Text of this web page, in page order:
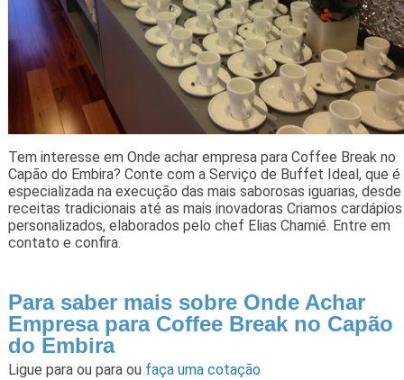
Tem interesse em Onde achar empresa para Coffee Break no
Capão do Embira? Conte com a Serviço de Buffet Ideal, que é
especializada na execução das mais saborosas iguarias, desde
receitas tradicionais até as mais inovadoras Criamos cardápios
personalizados, elaborados pelo chef Elias Chamié. Entre em
contato e confira.
Para saber mais sobre Onde Achar
Empresa para Coffee Break no Capão
do Embira
Ligue para ou para ou faça uma cotação